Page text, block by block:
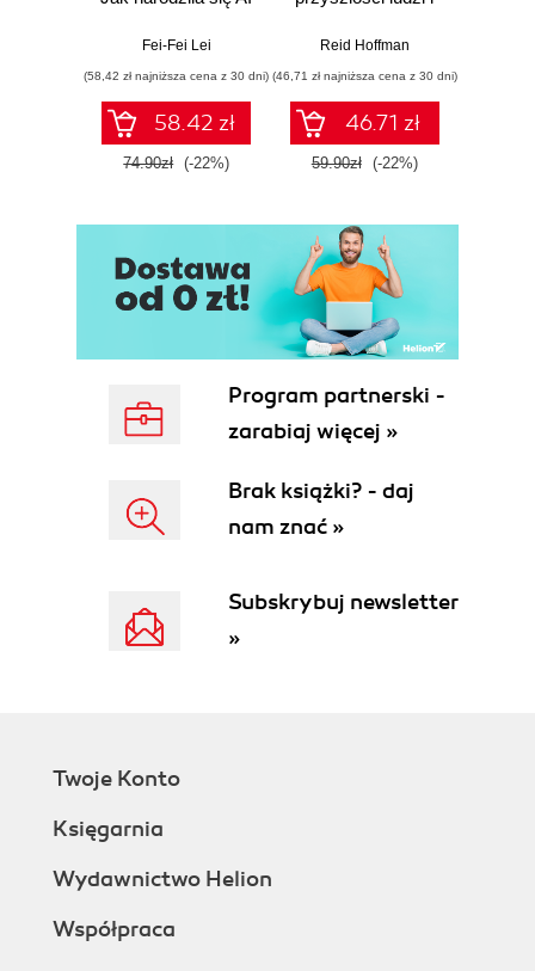
generacji
Fei-Fei Lei
(58,42 zł najniższa cena z 30 dni)
58.42 zł
74.90zł (-22%)
Reid Hoffman
(46,71 zł najniższa cena z 30 dni)
46.71 zł
59.90zł (-22%)
Program partnerski -
zarabiaj więcej »
Brak książki? - daj
nam znać »
Subskrybuj newsletter
»
Twoje Konto
Księgarnia
Wydawnictwo Helion
Współpraca